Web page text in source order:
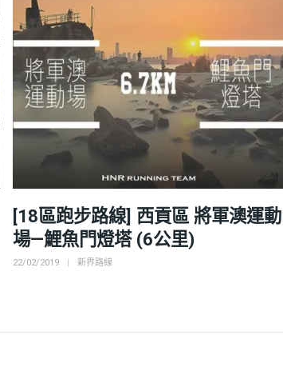
[18區跑步路線] 西貢區 將軍澳運動
場—鯉魚門燈塔 (6公里)
Posted
22/02/2019 Categories
新界路線